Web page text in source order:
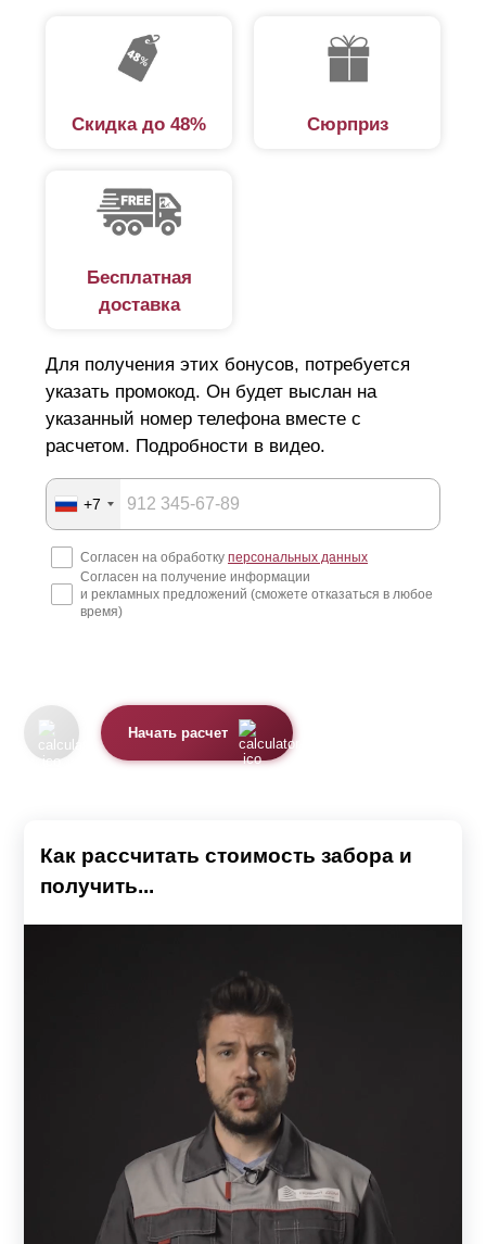
Скидка до 48% Сюрприз
Бесплатная
доставка
Для получения этих бонусов, потребуется
указать промокод. Он будет выслан на
указанный номер телефона вместе с
расчетом. Подробности в видео.
+7
Согласен на обработку персональных данных
Согласен на получение информации
и рекламных предложений (сможете отказаться в любое
время)
Начать расчет
Как рассчитать стоимость забора и
получить...